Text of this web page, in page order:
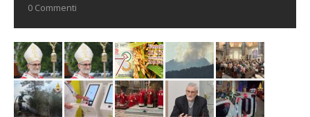
0 Commenti